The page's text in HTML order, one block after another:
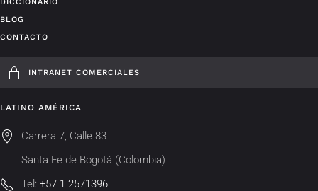
BLOG
CONTACTO
INTRANET COMERCIALES
LATINO AMÉRICA
Carrera 7, Calle 83
Santa Fe de Bogotá (Colombia)
Tel: +57 1 2571396